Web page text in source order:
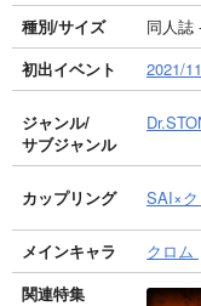
種別/サイズ
同人誌
初出イベント
2021/
ジャンル/
サブジャンル
カップリング SAI×
メインキャラ クロム
関連特集